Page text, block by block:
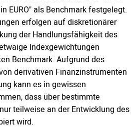
EURO" als Benchmark festgelegt.
erfolgen auf diskretionärer
der Handlungsfähigkeit des
Indexgewichtungen
Benchmark. Aufgrund des
derivativen Finanzinstrumenten
kann es in gewissen
dass über bestimmte
teilweise an der Entwicklung des
wird.